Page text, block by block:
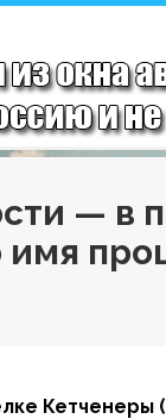
— в
имя
Кетченеры